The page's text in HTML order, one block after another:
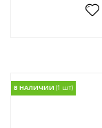
В НАЛИЧИИ